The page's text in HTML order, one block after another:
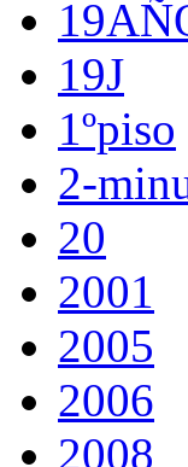
19J
1ºpiso
2-
20
2001
2005
2006
2008